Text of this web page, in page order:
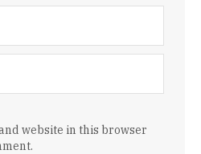
website in this browser